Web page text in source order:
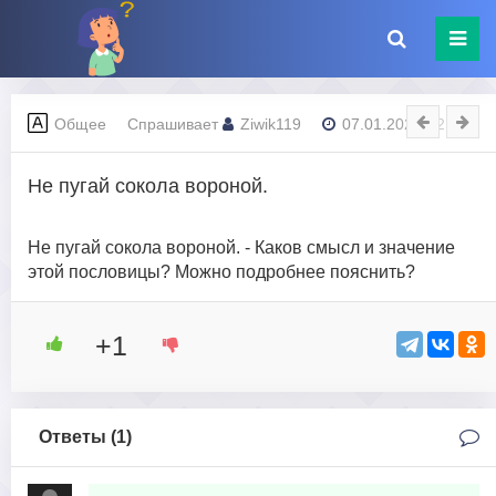
Общее Спрашивает Ziwik119 07.01.2024 - 21:04
Не пугай сокола вороной.
Не пугай сокола вороной. - Каков смысл и значение
этой пословицы? Можно подробнее пояснить?
+1
Ответы (1)